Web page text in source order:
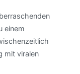
einem
mit viralen